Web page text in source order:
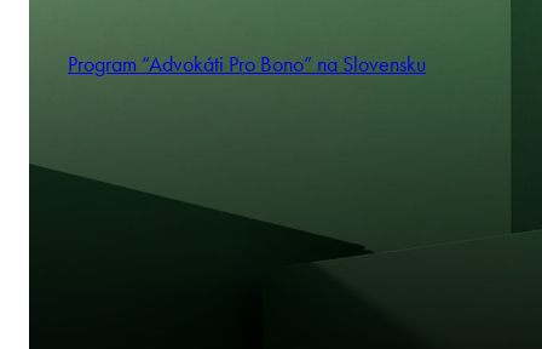
Program “Advokáti Pro Bono” na Slovensku